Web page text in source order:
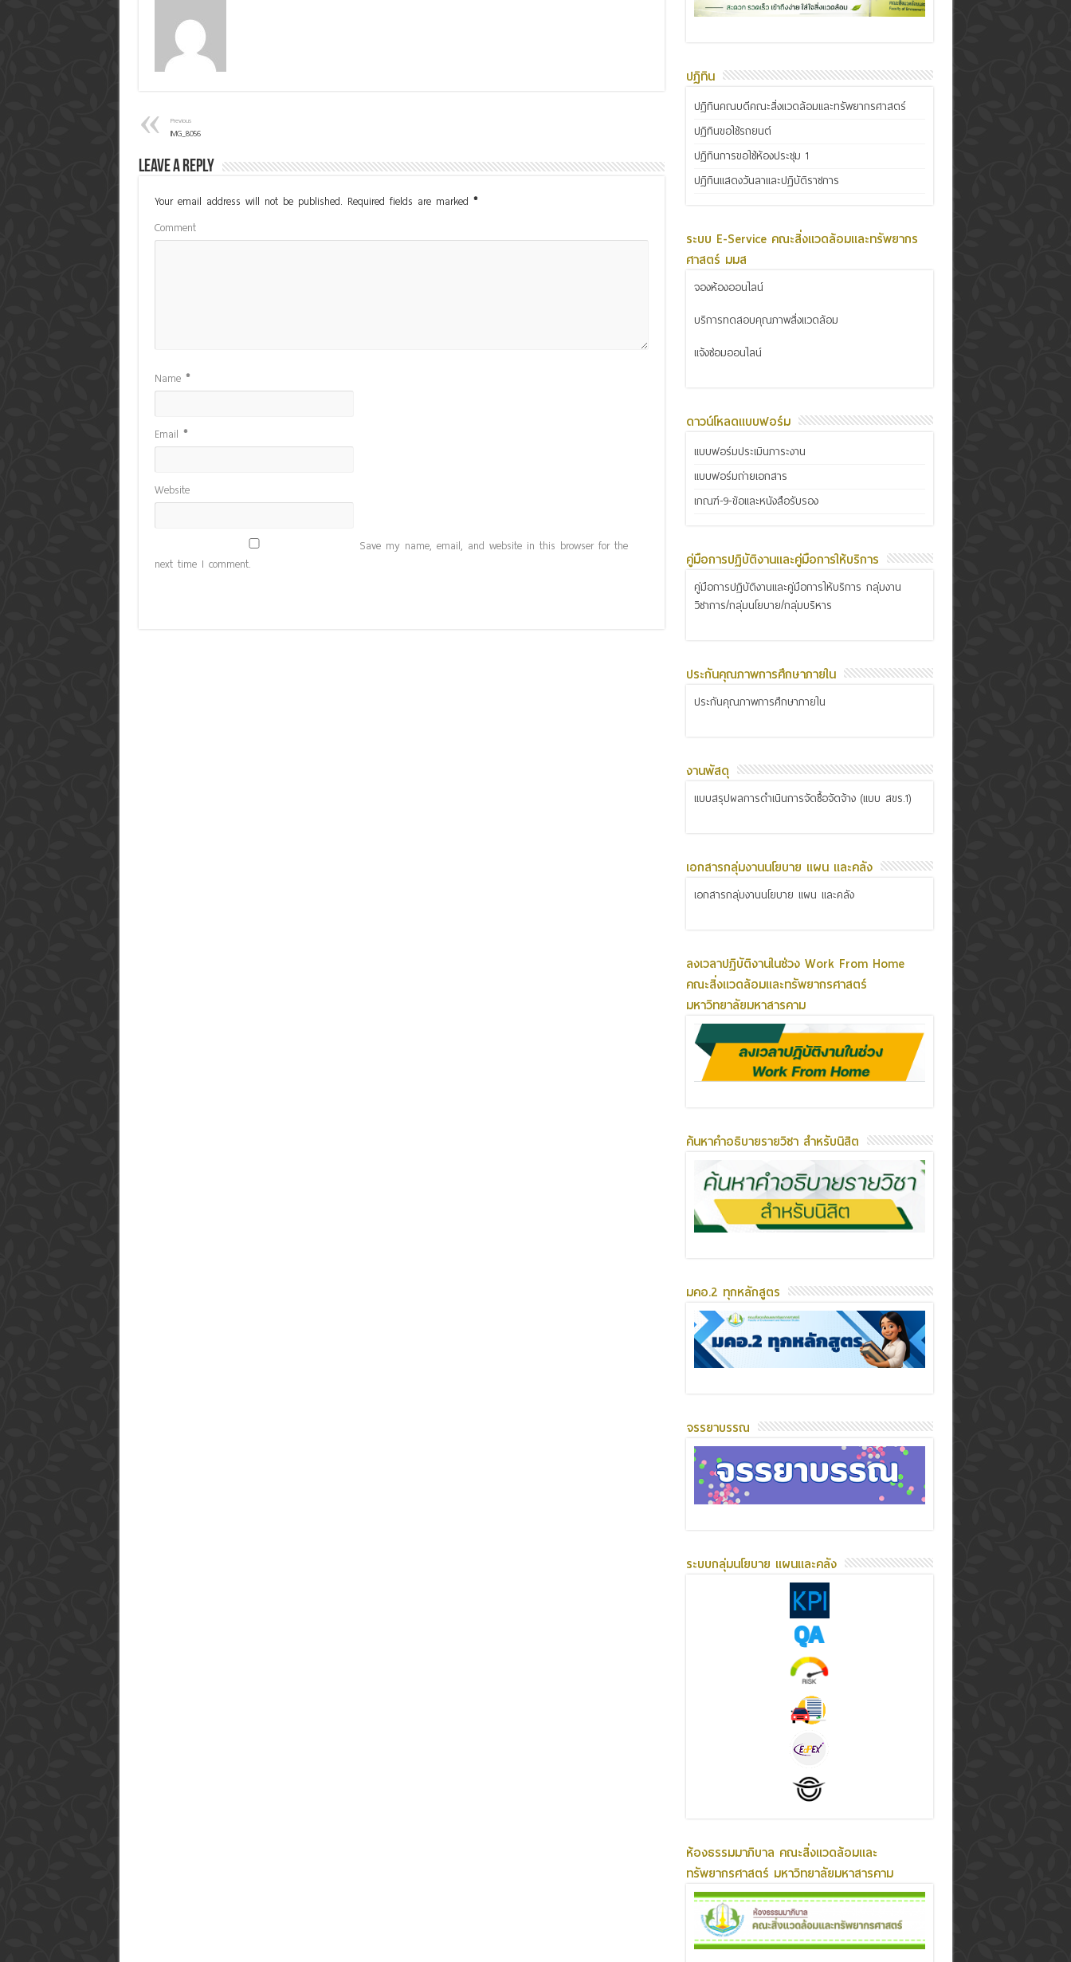
Previous
IMG_8056
Leave a Reply
Your email address will not be published. Required fields are marked *
Comment
Name *
Email *
Website
Save my name, email, and website in this browser for the
next time I comment.
ปฏิทิน
ปฏิทินคณบดีคณะสิ่งแวดล้อมและทรัพยากรศาสตร์
ปฏิทินขอใช้รถยนต์
ปฏิทินการขอใช้ห้องประชุม 1
ปฏิทินแสดงวันลาและปฏิบัติราชการ
ระบบ E-Service คณะสิ่งแวดล้อมและทรัพยากร
ศาสตร์ มมส
จองห้องออนไลน์
บริการทดสอบคุณภาพสิ่งแวดล้อม
แจ้งซ่อมออนไลน์
ดาวน์โหลดแบบฟอร์ม
แบบฟอร์มประเมินภาระงาน
แบบฟอร์มถ่ายเอกสาร
เกณฑ์-9-ข้อและหนังสือรับรอง
คู่มือการปฏิบัติงานและคู่มือการให้บริการ
คู่มือการปฏิบัติงานและคู่มือการให้บริการ กลุ่มงาน
วิชาการ/กลุ่มนโยบาย/กลุ่มบริหาร
ประกันคุณภาพการศึกษาภายใน
ประกันคุณภาพการศึกษาภายใน
งานพัสดุ
แบบสรุปผลการดำเนินการจัดซื้อจัดจ้าง (แบบ สขร.1)
เอกสารกลุ่มงานนโยบาย แผน และคลัง
เอกสารกลุ่มงานนโยบาย แผน และคลัง
ลงเวลาปฏิบัติงานในช่วง Work From Home
คณะสิ่งแวดล้อมและทรัพยากรศาสตร์
มหาวิทยาลัยมหาสารคาม
ค้นหาคำอธิบายรายวิชา สำหรับนิสิต
มคอ.2 ทุกหลักสูตร
จรรยาบรรณ
ระบบกลุ่มนโยบาย แผนและคลัง
ห้องธรรมมาภิบาล คณะสิ่งแวดล้อมและ
ทรัพยากรศาสตร์ มหาวิทยาลัยมหาสารคาม